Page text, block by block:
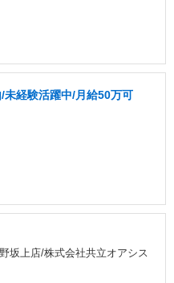
経験活躍中/月給50万可
坂上店/株式会社共立オアシス